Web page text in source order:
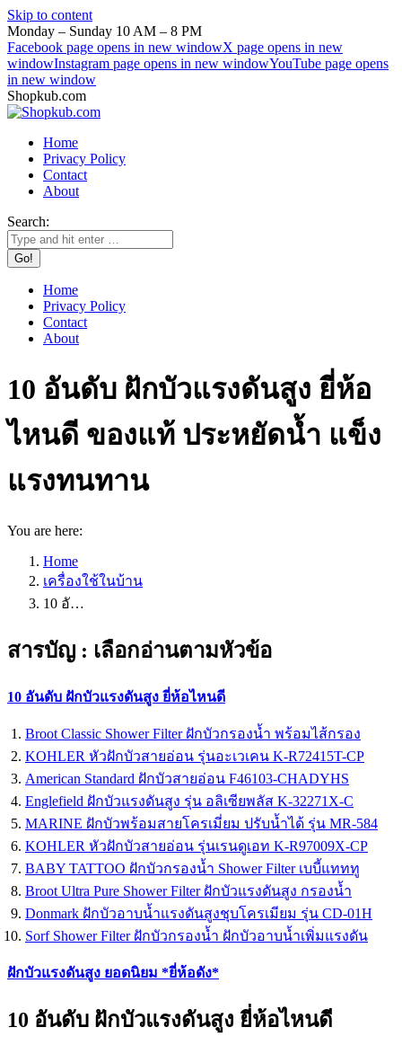
Skip to content
Monday – Sunday 10 AM – 8 PM
Facebook page opens in new windowX page opens in new
windowInstagram page opens in new windowYouTube page opens
in new window
Shopkub.com
Home
Privacy Policy
Contact
About
Search:
Home
Privacy Policy
Contact
About
10 อันดับ ฝักบัวแรงดันสูง ยี่ห้อ
ไหนดี ของแท้ ประหยัดน้ำ แข็ง
แรงทนทาน
You are here:
Home
เครื่องใช้ในบ้าน
10 อั…
สารบัญ : เลือกอ่านตามหัวข้อ
10 อันดับ ฝักบัวแรงดันสูง ยี่ห้อไหนดี
Broot Classic Shower Filter ฝักบัวกรองน้ำ พร้อมไส้กรอง
KOHLER หัวฝักบัวสายอ่อน รุ่นอะเวเคน K-R72415T-CP
American Standard ฝักบัวสายอ่อน F46103-CHADYHS
Englefield ฝักบัวแรงดันสูง รุ่น อลิเซียพลัส K-32271X-C
MARINE ฝักบัวพร้อมสายโครเมี่ยม ปรับน้ำได้ รุ่น MR-584
KOHLER หัวฝักบัวสายอ่อน รุ่นเรนดูเอท K-R97009X-CP
BABY TATTOO ฝักบัวกรองน้ำ Shower Filter เบบี้แทททู
Broot Ultra Pure Shower Filter ฝักบัวแรงดันสูง กรองน้ำ
Donmark ฝักบัวอาบน้ำแรงดันสูงชุบโครเมียม รุ่น CD-01H
Sorf Shower Filter ฝักบัวกรองน้ำ ฝักบัวอาบน้ำเพิ่มแรงดัน
ฝักบัวแรงดันสูง ยอดนิยม *ยี่ห้อดัง*
10 อันดับ ฝักบัวแรงดันสูง ยี่ห้อไหนดี